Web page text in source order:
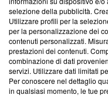
Redazione
Informativa Privacy
Cookie Policy
Blasting SA, IDI CHE-
Lugano (Svizzera) Tel:
selezione della pubblicità.
Utilizzare profili per la
per la personalizzazione dei
contenuti personalizzati.
prestazioni dei contenuti.
combinazione di dati
servizi. Utilizzare dati limitati
Per conoscere nel dettaglio
in qualsiasi momento, le tue